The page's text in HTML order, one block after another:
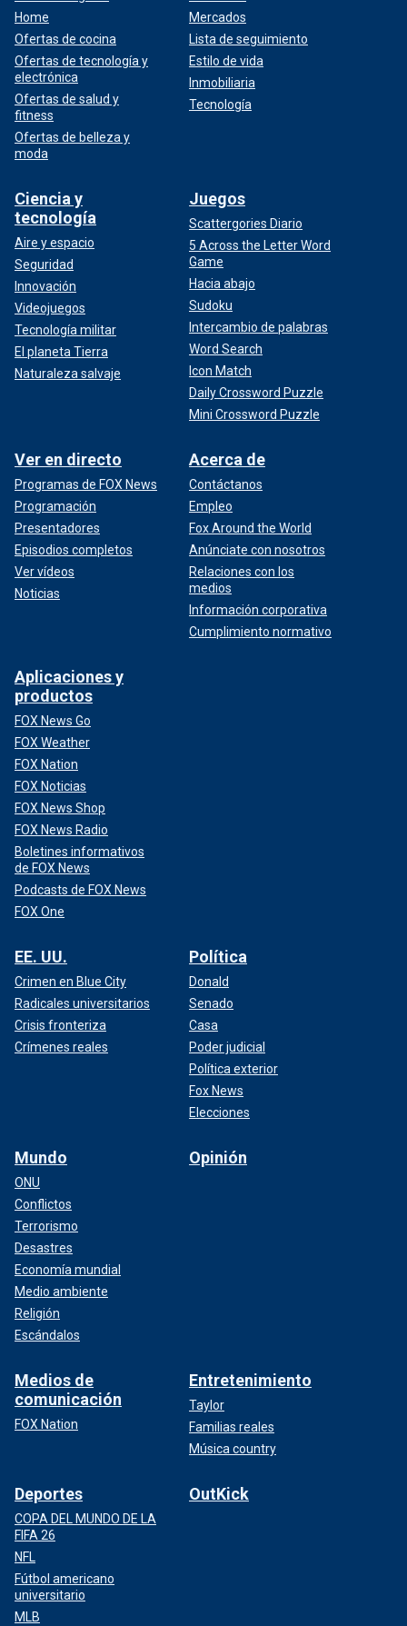
Home
Ofertas de cocina
Ofertas de tecnología y
electrónica
Ofertas de salud y
fitness
Ofertas de belleza y
moda
Mercados
Lista de seguimiento
Estilo de vida
Inmobiliaria
Tecnología
Ciencia y
tecnología
Aire y espacio
Seguridad
Innovación
Videojuegos
Tecnología militar
El planeta Tierra
Naturaleza salvaje
Juegos
Scattergories Diario
5 Across the Letter Word
Game
Hacia abajo
Sudoku
Intercambio de palabras
Word Search
Icon Match
Daily Crossword Puzzle
Mini Crossword Puzzle
Ver en directo
Programas de FOX News
Programación
Presentadores
Episodios completos
Ver vídeos
Noticias
Acerca de
Contáctanos
Empleo
Fox Around the World
Anúnciate con nosotros
Relaciones con los
medios
Información corporativa
Cumplimiento normativo
Aplicaciones y
productos
FOX News Go
FOX Weather
FOX Nation
FOX Noticias
FOX News Shop
FOX News Radio
Boletines informativos
de FOX News
Podcasts de FOX News
FOX One
EE. UU.
Crimen en Blue City
Radicales universitarios
Crisis fronteriza
Crímenes reales
Política
Donald
Senado
Casa
Poder judicial
Política exterior
Fox News
Elecciones
Mundo
ONU
Conflictos
Terrorismo
Desastres
Economía mundial
Medio ambiente
Religión
Escándalos
Opinión
Medios de
comunicación
FOX Nation
Entretenimiento
Taylor
Familias reales
Música country
Deportes
COPA DEL MUNDO DE LA
FIFA 26
NFL
Fútbol americano
universitario
MLB
OutKick